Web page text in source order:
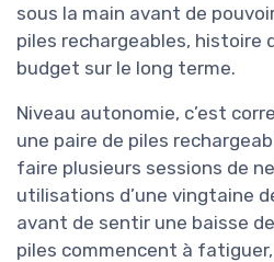
sous la main avant de
piles rechargeables, histoire
budget sur le long terme.
Niveau autonomie, c’est
une paire de piles
faire plusieurs sessions de
utilisations d’une vingtaine
avant de sentir une baisse
piles commencent à